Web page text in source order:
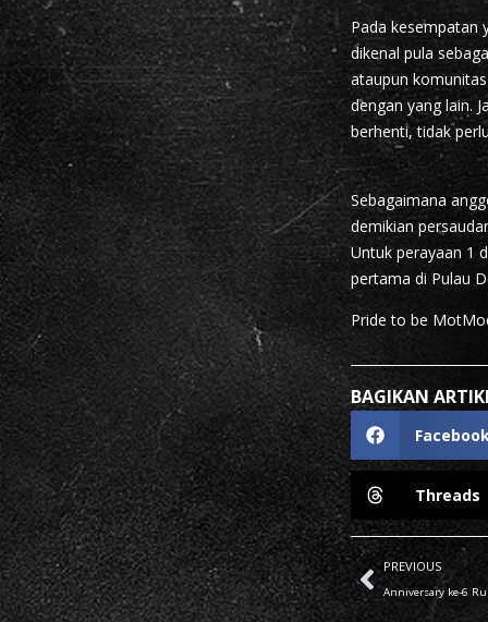
Pada kesempatan
dikenal pula
ataupun
dengan yang lain.
berhenti, tidak
Sebagaimana
demikian
Untuk perayaan 1
pertama di Pulau
Pride to be
BAGIKAN
Threads
PREVIOUS
Anniversary ke-6